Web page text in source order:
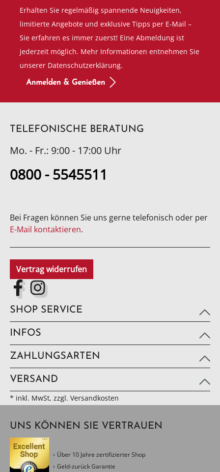
Erhalten Sie regelmäßig spannende Neuigkeiten,
limitierte Angebote und exklusive Tipps per E-Mail –
Sie erfahren es immer zuerst! Eine Abmeldung ist
jederzeit möglich. Mehr Informationen entnehmen Sie
unserer Datenschutzerklärung.
Anmelden & Genießen
TELEFONISCHE BERATUNG
Mo. - Fr.: 9:00 - 17:00 Uhr
0800 - 5545511
Bei Fragen können Sie uns gerne telefonisch oder per
E-Mail kontaktieren.
Vertrag widerrufen
SHOP SERVICE
INFOS
ZAHLUNGSARTEN
VERSAND
* inkl. MwSt, zzgl. Versandkosten
UNS KÖNNEN SIE VERTRAUEN
Über 10 Jahre zertifizierter Shop
Geld-zurück Garantie